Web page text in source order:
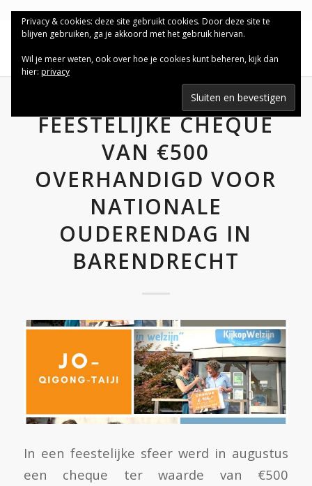
FEESTELIJKE CHEQUE
VAN €500
OVERHANDIGD VOOR
NATIONALE
OUDERENDAG IN
BARENDRECHT
In een feestelijke sfeer werd in augustus
een cheque ter waarde van €500
Privacy & cookies: deze site gebruikt cookies. Door deze site te
blijven gebruiken, ga je akkoord met het gebruik hiervan.
Wil je meer weten, ook over hoe je cookies kunt beheren, kijk dan
hier: privacy